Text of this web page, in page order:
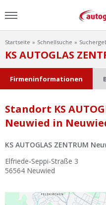
Home
Ratgeber
Scheibensuche
FAQ
Lexikon
Startseite Schnellsuche
KS AUTOGLAS
Firmeninformationen
Standort KS
Neuwied in
KS AUTOGLAS ZENTRUM
Elfriede-Seppi-Straße 3
56564 Neuwied